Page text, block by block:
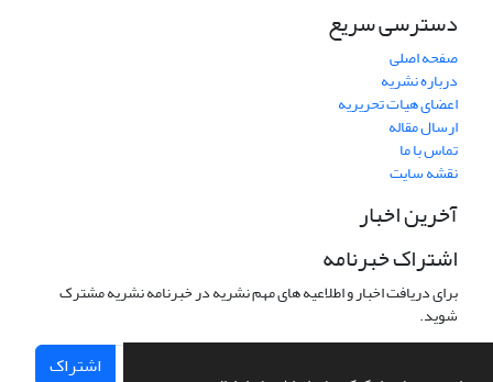
دسترسی سریع
صفحه اصلی
درباره نشریه
اعضای هیات تحریریه
ارسال مقاله
تماس با ما
نقشه سایت
آخرین اخبار
اشتراک خبرنامه
برای دریافت اخبار و اطلاعیه های مهم نشریه در خبرنامه نشریه مشترک
شوید.
اشتراک